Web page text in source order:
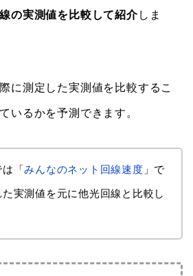
の実測値を比較して紹介しま
に測定した実測値を比較するこ
いるかを予測できます。
は「みんなのネット回線速度 」で
実測値を元に他光回線と比較し